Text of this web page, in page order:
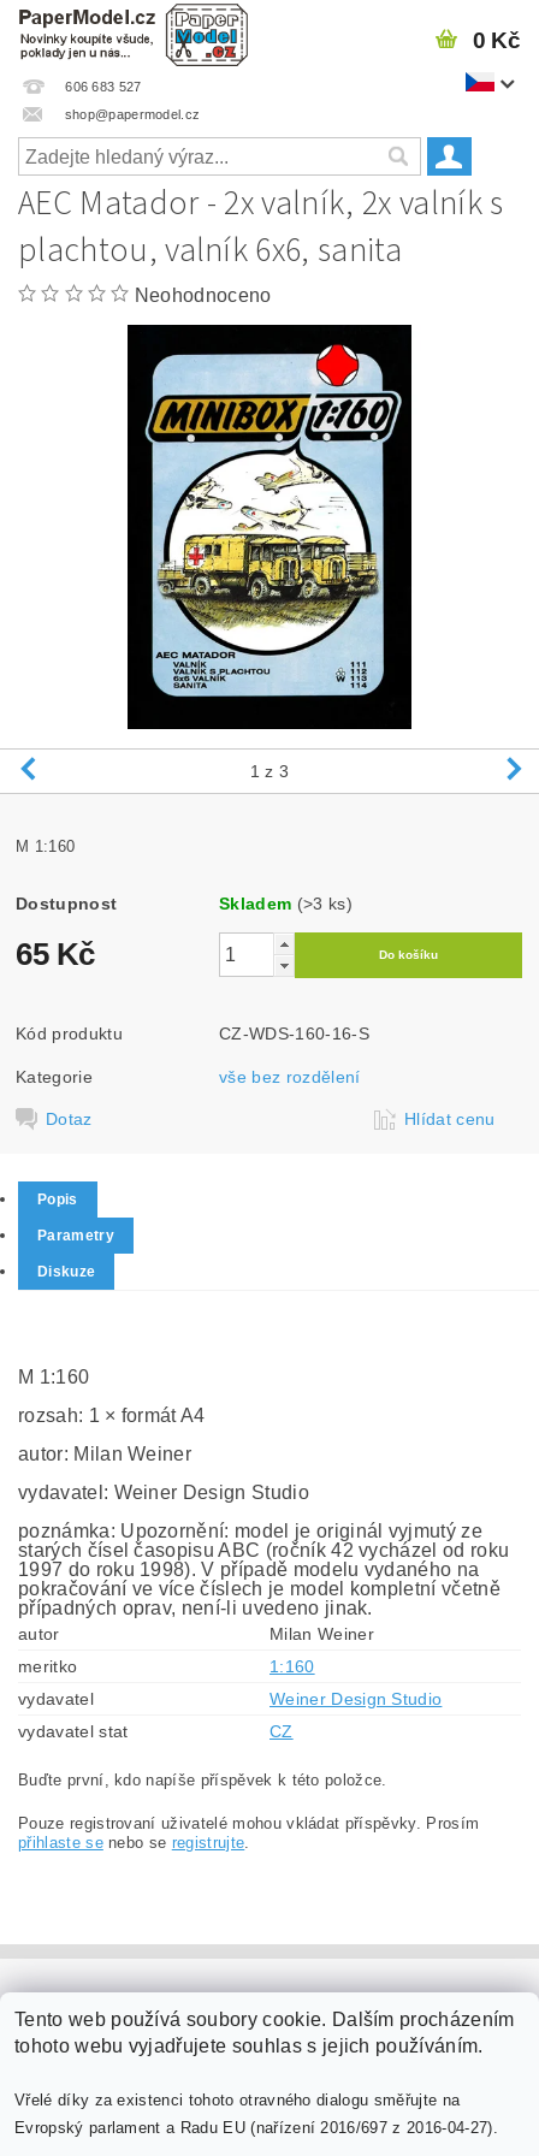
606 683 527
shop@papermodel.cz
0 Kč
AEC Matador - 2x valník, 2x valník s
plachtou, valník 6x6, sanita
Neohodnoceno
1 z 3
M 1:160
Dostupnost Skladem (>3 ks)
65 Kč
Kód produktu CZ-WDS-160-16-S
Kategorie vše bez rozdělení
Dotaz Hlídat cenu
Popis
Parametry
Diskuze
M 1:160
rozsah: 1 × formát A4
autor: Milan Weiner
vydavatel: Weiner Design Studio
poznámka: Upozornění: model je originál vyjmutý ze
starých čísel časopisu ABC (ročník 42 vycházel od roku
1997 do roku 1998). V případě modelu vydaného na
pokračování ve více číslech je model kompletní včetně
případných oprav, není-li uvedeno jinak.
autor
Milan Weiner
meritko
1:160
vydavatel
Weiner Design Studio
vydavatel stat
CZ
Buďte první, kdo napíše příspěvek k této položce.
Pouze registrovaní uživatelé mohou vkládat příspěvky. Prosím
přihlaste senebo se registrujte.
Tento web používá soubory cookie. Dalším procházením
tohoto webu vyjadřujete souhlas s jejich používáním.
Vřelé díky za existenci tohoto otravného dialogu směřujte na
Evropský parlament a Radu EU (nařízení 2016/697 z 2016-04-27).